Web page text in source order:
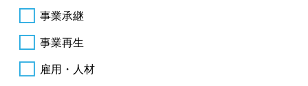
事業承継
事業再生
雇用・人材